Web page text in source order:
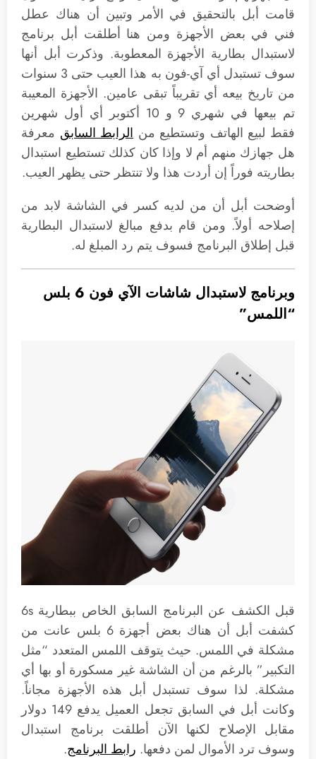
قامت أبل بالتحقيق في الأمر وتبين أن هناك عطل
فني في بعض الأجهزة ومن هنا أطلقت أبل برنامج
لاستبدال بطارية الأجهزة المعطوبة. وذكرت أبل أنها
سوف تستبدل أي آي-فون به هذا العيب حتى 3 سنوات
من تاريخ بيعه أي تقريباً تبقى عامين. الأجهزة المعيبة
تم بيعها في شهري 9 و 10 أكتوبر أي أول شهرين
فقط لبيع الهاتف وتستطيع من الرابط السابق معرفة
هل جهازك منهم أم لا وإذا كان كذلك تستطيع استبدال
بطاريته فوراً إن أردت هذا ولا تنتظر حتى يظهر العيب.
أوضحت أبل أن من لديه كسر في الشاشة لابد من
إصلاحه أولاً. ومن قام بدفع مبالغ لاستبدال البطارية
قبل إطلاق البرنامج فسوف يتم رد المبلغ له.
وبرنامج لاستبدال شاشات الآي فون 6 بلس
“اللمس”
قبل الكشف عن البرنامج السابق الخاص ببطارية 6s
كشفت أبل أن هناك بعض أجهزة 6 بلس عانت من
مشكلة في اللمس. حيث يتوقف اللمس المتعدد “مثل
التكبير” بالرغم من أن الشاشة غير مسكورة أو بها أي
مشكلة. لذا سوف تستبدل أبل هذه الأجهزة مجاناً.
وكانت أبل في السابق تجعل العميل يدفع 149 دولار
مقابل الإصلاح لكنها الآن أطلقت برنامج استبدال
وسوف ترد الأموال لمن دفعها. رابط البرنامج.